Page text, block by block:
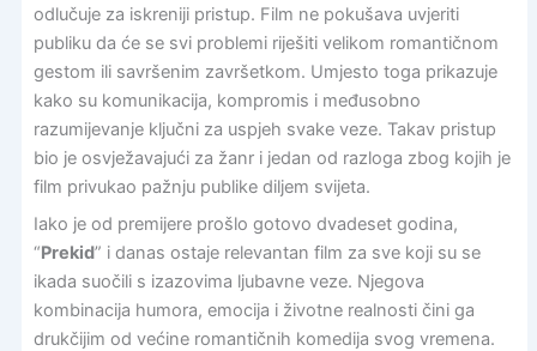
odlučuje za iskreniji pristup. Film ne pokušava uvjeriti
publiku da će se svi problemi riješiti velikom romantičnom
gestom ili savršenim završetkom. Umjesto toga prikazuje
kako su komunikacija, kompromis i međusobno
razumijevanje ključni za uspjeh svake veze. Takav pristup
bio je osvježavajući za žanr i jedan od razloga zbog kojih je
film privukao pažnju publike diljem svijeta.
Iako je od premijere prošlo gotovo dvadeset godina,
“Prekid” i danas ostaje relevantan film za sve koji su se
ikada suočili s izazovima ljubavne veze. Njegova
kombinacija humora, emocija i životne realnosti čini ga
drukčijim od većine romantičnih komedija svog vremena.